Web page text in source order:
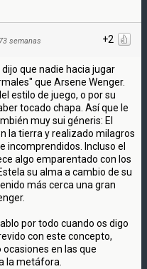
+2
semanas
que nadie hacia jugar
que Arsene Wenger.
estilo de juego, o por su
tocado chapa. Así que le
muy sui géneris: El
la tierra y realizado milagros
incomprendidos. Incluso el
algo emparentado con los
su alma a cambio de su
más cerca una gran
por todo cuando os digo
con este concepto,
en las que
la metáfora.